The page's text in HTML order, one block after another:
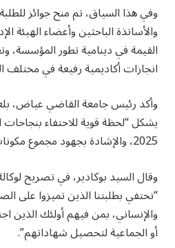
وفي هذا السياق، تم منح جوائز
والأساتذة الباحثين وأعضاء الهيئة
القيمة في دينامية تطور المؤسسة،
انجازات أكاديمية رفيعة في
وأكد رئيس جامعة القاضي عياض،
2025، والإشادة بجهود مجموع مكونات الجامعة”.
وقال السيد بوكادير، في تصريح
“نحتفي بطلبتنا الذين تميزوا على
والإنساني، بمن فيهم أولئك الذين
أو الجماعية لتحصيل شهاداتهم”.